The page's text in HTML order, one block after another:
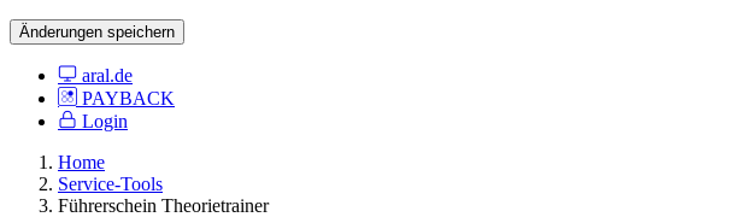
Änderungen speichern
aral.de
PAYBACK
Login
Home
Service-Tools
Führerschein Theorietrainer